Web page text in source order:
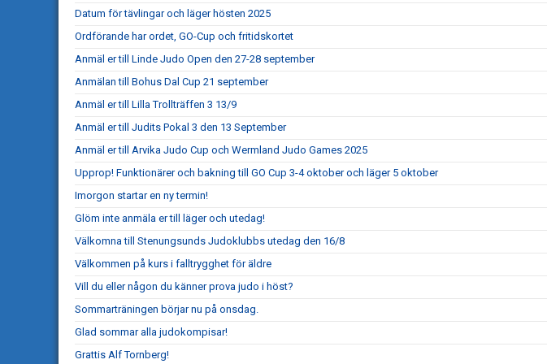
Datum för tävlingar och läger hösten 2025
Ordförande har ordet, GO-Cup och fritidskortet
Anmäl er till Linde Judo Open den 27-28 september
Anmälan till Bohus Dal Cup 21 september
Anmäl er till Lilla Trollträffen 3 13/9
Anmäl er till Judits Pokal 3 den 13 September
Anmäl er till Arvika Judo Cup och Wermland Judo Games 2025
Upprop! Funktionärer och bakning till GO Cup 3-4 oktober och läger 5 oktober
Imorgon startar en ny termin!
Glöm inte anmäla er till läger och utedag!
Välkomna till Stenungsunds Judoklubbs utedag den 16/8
Välkommen på kurs i falltrygghet för äldre
Vill du eller någon du känner prova judo i höst?
Sommarträningen börjar nu på onsdag.
Glad sommar alla judokompisar!
Grattis Alf Tornberg!